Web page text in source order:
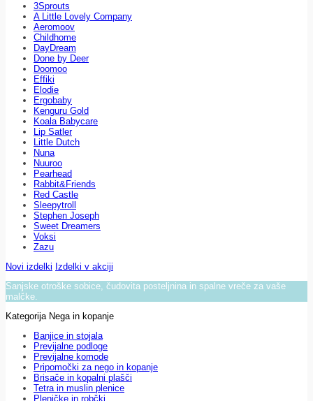
3Sprouts
A Little Lovely Company
Aeromoov
Childhome
DayDream
Done by Deer
Doomoo
Effiki
Elodie
Ergobaby
Kenguru Gold
Koala Babycare
Lip Satler
Little Dutch
Nuna
Nuuroo
Pearhead
Rabbit&Friends
Red Castle
Sleepytroll
Stephen Joseph
Sweet Dreamers
Voksi
Zazu
Novi izdelki Izdelki v akciji
Sanjske otroške sobice, čudovita posteljnina in spalne vreče za vaše
malčke.
Kategorija Nega in kopanje
Banjice in stojala
Previjalne podloge
Previjalne komode
Pripomočki za nego in kopanje
Brisače in kopalni plašči
Tetra in muslin plenice
Pleničke in robčki